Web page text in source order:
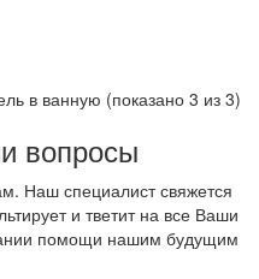
в ванную (показано 3 из 3)
вопросы
Наш специалист свяжется
и тветит на все Ваши
помощи нашим будущим